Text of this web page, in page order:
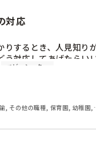
対応
りするとき、人見知り
う対応してあげたらい
間ではあるけれど、少
ベビーシッター
, その他の職種, 保育園, 幼稚園,